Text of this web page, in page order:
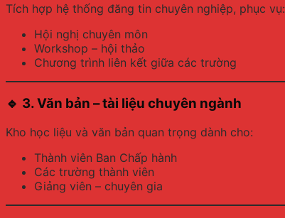
Tích hợp hệ thống đăng tin chuyên nghiệp, phục vụ:
Hội nghị chuyên môn
Workshop – hội thảo
Chương trình liên kết giữa các trường
🔹 3. Văn bản – tài liệu chuyên ngành
Kho học liệu và văn bản quan trọng dành cho:
Thành viên Ban Chấp hành
Các trường thành viên
Giảng viên – chuyên gia